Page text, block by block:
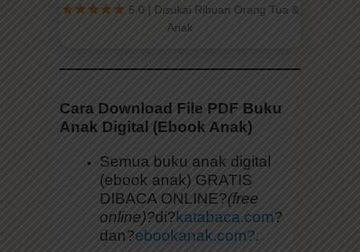
5.0 | Disukai Ribuan Orang Tua &
Anak
Cara Download File PDF Buku
Anak Digital (Ebook Anak)
Semua buku anak digital
(ebook anak) GRATIS
DIBACA ONLINE?(free
online)?di?katabaca.com?
dan?ebookanak.com?.